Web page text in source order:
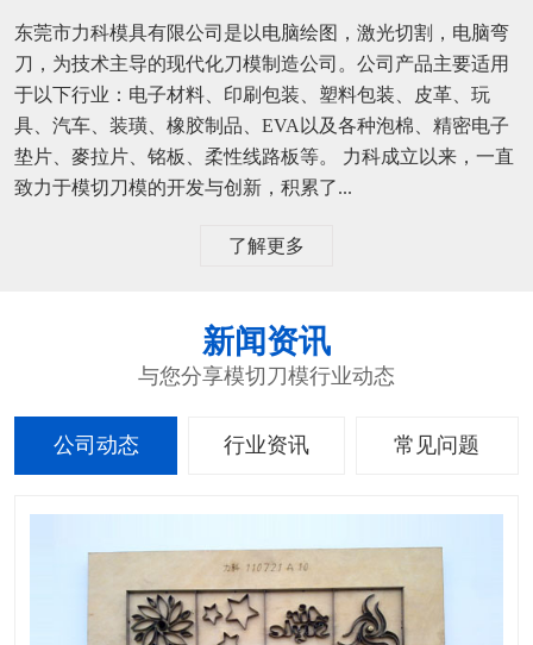
东莞市力科模具有限公司是以电脑绘图，激光切割，电脑弯
刀，为技术主导的现代化刀模制造公司。公司产品主要适用
于以下行业：电子材料、印刷包装、塑料包装、皮革、玩
具、汽车、装璜、橡胶制品、EVA以及各种泡棉、精密电子
垫片、麥拉片、铭板、柔性线路板等。 力科成立以来，一直
致力于模切刀模的开发与创新，积累了...
了解更多
新闻资讯
与您分享模切刀模行业动态
公司动态 行业资讯 常见问题